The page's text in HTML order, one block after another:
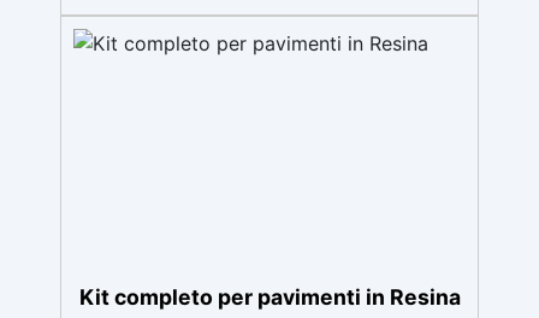
materiali. Certificata post-catalisi atossica e
sicura per il contatto con la pelle, Bpa Free e
Kit completo per pavimenti in Resina